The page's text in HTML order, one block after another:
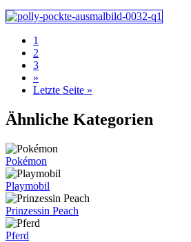
1
2
3
»
Letzte Seite »
Ähnliche Kategorien
Pokémon
Playmobil
Prinzessin Peach
Pferd